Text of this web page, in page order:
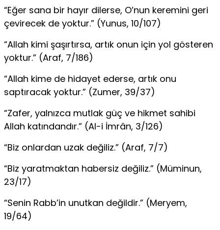
“Eğer sana bir hayır dilerse, O’nun keremini geri
çevirecek de yoktur.” (Yunus, 10/107)
“Allah kimi şaşırtırsa, artık onun için yol gösteren
yoktur.” (Araf, 7/186)
“Allah kime de hidayet ederse, artık onu
saptıracak yoktur.” (Zumer, 39/37)
“Zafer, yalnızca mutlak güç ve hikmet sahibi
Allah katındandır.” (Al-i İmrân, 3/126)
“Biz onlardan uzak değiliz.” (Araf, 7/7)
“Biz yaratmaktan habersiz değiliz.” (Müminun,
23/17)
“Senin Rabb’in unutkan değildir.” (Meryem,
19/64)